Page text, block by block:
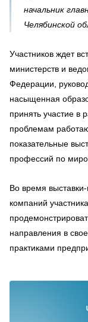
начальник
Челябинской
Участников ждет
министерств и
Федерации,
насыщенная
принять участие в
проблемам
показательные
профессий по
Во время
компаний
направления в
практиками